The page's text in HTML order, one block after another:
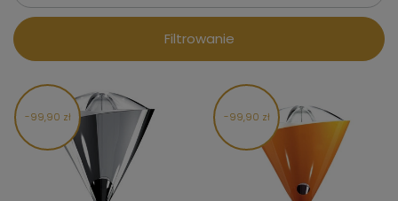
Filtrowanie
99,90 zł 99,90 zł